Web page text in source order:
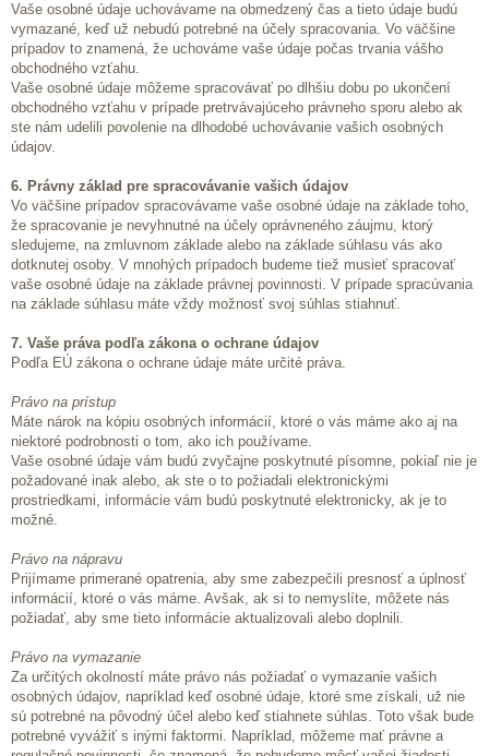
Vaše osobné údaje uchovávame na obmedzený čas a tieto údaje budú
vymazané, keď už nebudú potrebné na účely spracovania. Vo väčšine
prípadov to znamená, že uchováme vaše údaje počas trvania vášho
obchodného vzťahu.
Vaše osobné údaje môžeme spracovávať po dlhšiu dobu po ukončení
obchodného vzťahu v prípade pretrvávajúceho právneho sporu alebo ak
ste nám udelili povolenie na dlhodobé uchovávanie vašich osobných
údajov.
6. Právny základ pre spracovávanie vašich údajov
Vo väčšine prípadov spracovávame vaše osobné údaje na základe toho,
že spracovanie je nevyhnutné na účely oprávneného záujmu, ktorý
sledujeme, na zmluvnom základe alebo na základe súhlasu vás ako
dotknutej osoby. V mnohých prípadoch budeme tiež musieť spracovať
vaše osobné údaje na základe právnej povinnosti. V prípade spracúvania
na základe súhlasu máte vždy možnosť svoj súhlas stiahnuť.
7. Vaše práva podľa zákona o ochrane údajov
Podľa EÚ zákona o ochrane údaje máte určité práva.
Právo na prístup
Máte nárok na kópiu osobných informácií, ktoré o vás máme ako aj na
niektoré podrobnosti o tom, ako ich používame.
Vaše osobné údaje vám budú zvyčajne poskytnuté písomne, pokiaľ nie je
požadované inak alebo, ak ste o to požiadali elektronickými
prostriedkami, informácie vám budú poskytnuté elektronicky, ak je to
možné.
Právo na nápravu
Prijímame primerané opatrenia, aby sme zabezpečili presnosť a úplnosť
informácií, ktoré o vás máme. Avšak, ak si to nemyslíte, môžete nás
požiadať, aby sme tieto informácie aktualizovali alebo doplnili.
Právo na vymazanie
Za určitých okolností máte právo nás požiadať o vymazanie vašich
osobných údajov, napríklad keď osobné údaje, ktoré sme získali, už nie
sú potrebné na pôvodný účel alebo keď stiahnete súhlas. Toto však bude
potrebné vyvážiť s inými faktormi. Napríklad, môžeme mať právne a